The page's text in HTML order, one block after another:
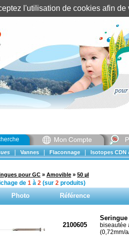
Vannes Flaconnage Isotopes CDN
pour GC » Amovible » 50 µl
de 1 à 2 (sur 2 produits)
Photo Référence
2100605
Seringue
biseautée
(0,72mm/
l'utilisation de cookies afin